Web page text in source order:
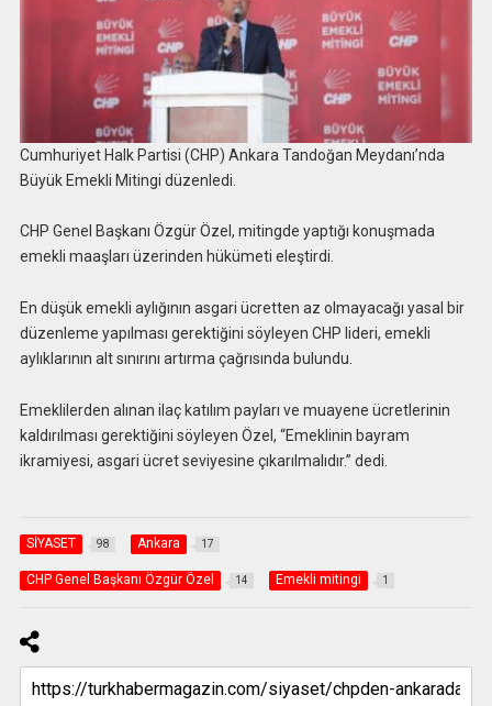
Cumhuriyet Halk Partisi (CHP) Ankara Tandoğan Meydanı’nda
Büyük Emekli Mitingi düzenledi.
CHP Genel Başkanı Özgür Özel, mitingde yaptığı konuşmada
emekli maaşları üzerinden hükümeti eleştirdi.
En düşük emekli aylığının asgari ücretten az olmayacağı yasal bir
düzenleme yapılması gerektiğini söyleyen CHP lideri, emekli
aylıklarının alt sınırını artırma çağrısında bulundu.
Emeklilerden alınan ilaç katılım payları ve muayene ücretlerinin
kaldırılması gerektiğini söyleyen Özel, “Emeklinin bayram
ikramiyesi, asgari ücret seviyesine çıkarılmalıdır.” dedi.
SİYASET 98 Ankara 17
CHP Genel Başkanı Özgür Özel 14 Emekli mitingi 1